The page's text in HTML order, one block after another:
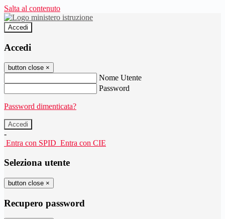
Salta al contenuto
Accedi
Accedi
button close ×
Nome Utente
Password
Password dimenticata?
-
Entra con SPID Entra con CIE
Seleziona utente
button close ×
Recupero password